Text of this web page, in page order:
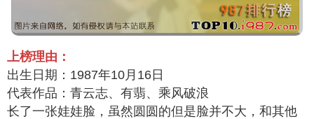
上榜理由：
出生日期：1987年10月16日
代表作品：青云志、有翡、乘风破浪
长了一张娃娃脸，虽然圆圆的但是脸并不大，和其他